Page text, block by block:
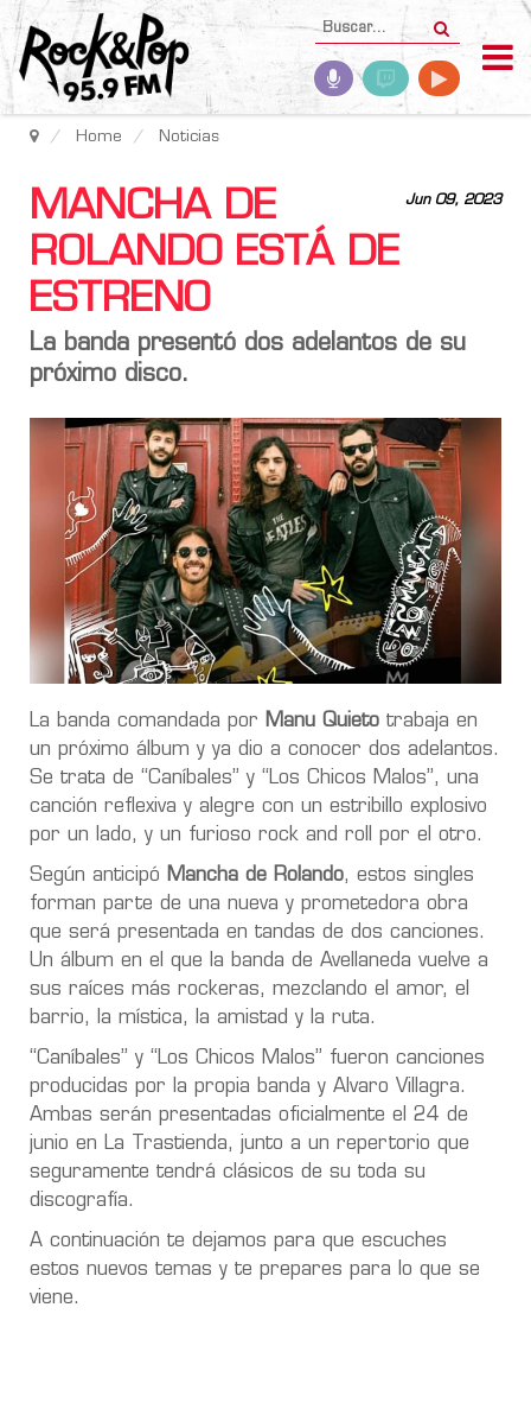
Home Noticias
Jun 09, 2023
MANCHA DE
ROLANDO ESTÁ DE
ESTRENO
La banda presentó dos adelantos de su
próximo disco.
La banda comandada por Manu Quieto trabaja en
un próximo álbum y ya dio a conocer dos adelantos.
Se trata de “Caníbales” y “Los Chicos Malos”, una
canción reflexiva y alegre con un estribillo explosivo
por un lado, y un furioso rock and roll por el otro.
Según anticipó Mancha de Rolando, estos singles
forman parte de una nueva y prometedora obra
que será presentada en tandas de dos canciones.
Un álbum en el que la banda de Avellaneda vuelve a
sus raíces más rockeras, mezclando el amor, el
barrio, la mística, la amistad y la ruta.
“Caníbales” y “Los Chicos Malos” fueron canciones
producidas por la propia banda y Alvaro Villagra.
Ambas serán presentadas oficialmente el 24 de
junio en La Trastienda, junto a un repertorio que
seguramente tendrá clásicos de su toda su
discografía.
A continuación te dejamos para que escuches
estos nuevos temas y te prepares para lo que se
viene.